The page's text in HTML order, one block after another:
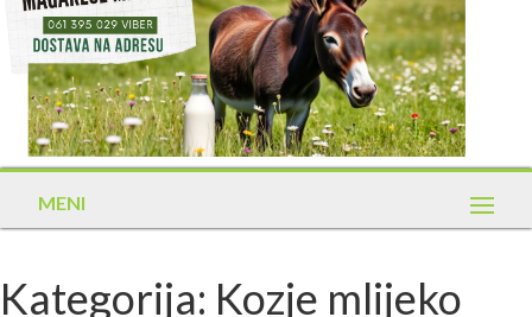
MENI
Kategorija: Kozje mlijeko